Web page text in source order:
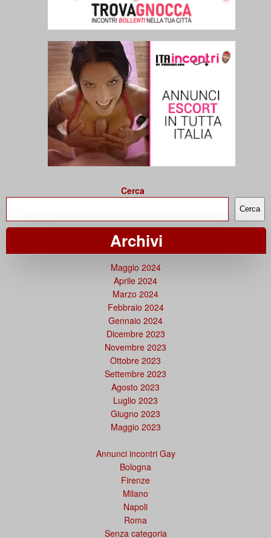
Cerca
Cerca
Archivi
Maggio 2024
Aprile 2024
Marzo 2024
Febbraio 2024
Gennaio 2024
Dicembre 2023
Novembre 2023
Ottobre 2023
Settembre 2023
Agosto 2023
Luglio 2023
Giugno 2023
Maggio 2023
Annunci incontri Gay
Bologna
Firenze
Milano
Napoli
Roma
Senza categoria